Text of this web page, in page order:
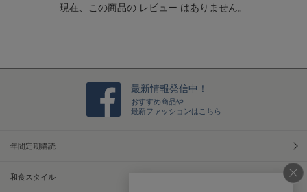
i
現在、この商品の レビュー はありません。
最新情報発信中！
おすすめ商品や
最新ファッションはこちら
年間定期購読
和食スタイル